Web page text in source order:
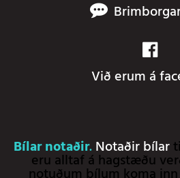
Við erum á
Bílar notaðir. Notaðir bílar
eru alltaf á hagstæðu